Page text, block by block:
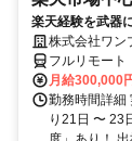
楽天経験を武器
株式会社ワン
フルリモート
月給300,000
勤務時間詳細
り21日 〜 23